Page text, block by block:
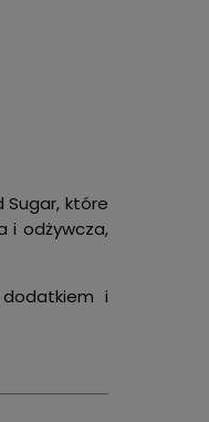
Sugar, które
i odżywcza,
i